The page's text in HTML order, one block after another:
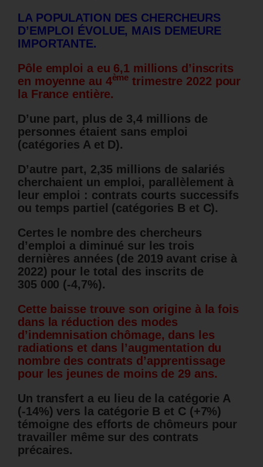
LA POPULATION DES CHERCHEURS
D’EMPLOI ÉVOLUE, MAIS DEMEURE
IMPORTANTE.
Pôle emploi a eu 6,1 millions d’inscrits
en moyenne au 4ème trimestre 2022 pour
la France entière.
D’une part, plus de 3,4 millions de
personnes étaient sans emploi
(catégories A et D).
D’autre part, 2,35 millions de salariés
cherchaient un emploi, parallèlement à
leur emploi : contrats courts successifs
ou temps partiel (catégories B et C).
Certes le nombre des chercheurs
d’emploi a diminué sur les trois
dernières années (de 2019 avant crise à
2022) pour le total des inscrits de
305 000 (-4,7%).
Cette baisse trouve son origine à la fois
dans la réduction des modes
d’indemnisation chômage, dans les
radiations et dans l’augmentation du
nombre des contrats d’apprentissage
pour les jeunes de moins de 29 ans.
Un transfert a eu lieu de la catégorie A
(-14%) vers la catégorie B et C (+7%)
témoigne des efforts de chômeurs pour
travailler même sur des contrats
précaires.